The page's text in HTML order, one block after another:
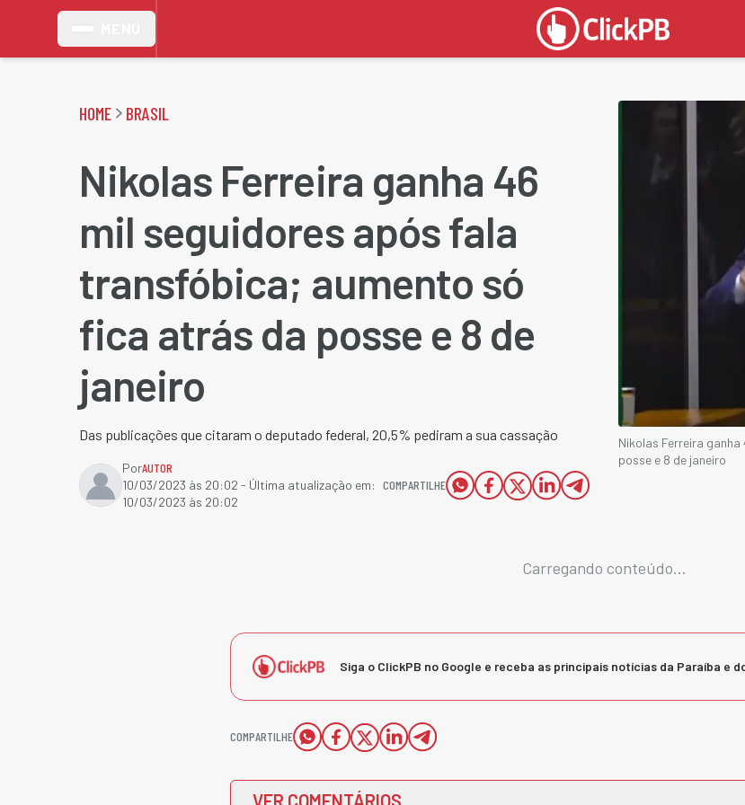
HOME BRASIL
Nikolas Ferreira ganha 46
mil seguidores após fala
transfóbica; aumento só
fica atrás da posse e 8 de
janeiro
Das publicações que citaram o deputado federal, 20,5% pediram a sua cassação
PorAUTOR
10/03/2023 às 20:02 - Última atualização em:
10/03/2023 às 20:02
COMPARTILHE
Nikolas Ferreira
posse e 8 de janeiro
Carregando conteúdo...
Siga o ClickPB no Google e receba as principais notícias da Paraíba e
COMPARTILHE
VER COMENTÁRIOS